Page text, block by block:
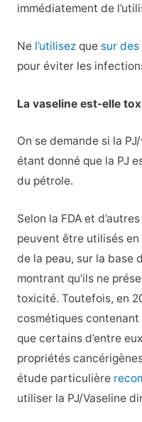
immédiatement de
Ne l’utilisezque sur
pour éviter les
La vaseline est-elle
On se demande si la
étant donné que la PJ
du pétrole.
Selon la FDA et
peuvent être utilisés
de la peau, sur la base
montrant qu’ils ne
toxicité. Toutefois, en
cosmétiques
que certains d’entre
propriétés
étude particulière
utiliser la PJ/Vaseline